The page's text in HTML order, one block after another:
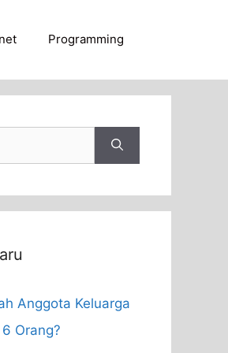
Programming
Anggota Keluarga
Orang?